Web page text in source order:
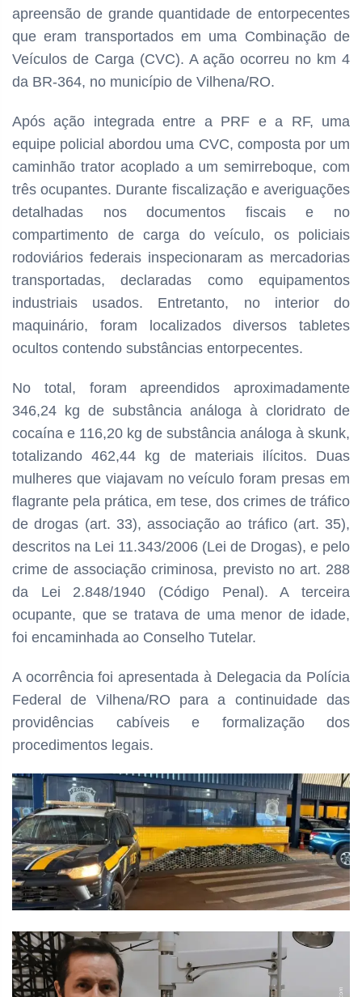
apreensão de grande quantidade de entorpecentes
que eram transportados em uma Combinação de
Veículos de Carga (CVC). A ação ocorreu no km 4
da BR-364, no município de Vilhena/RO.
Após ação integrada entre a PRF e a RF, uma
equipe policial abordou uma CVC, composta por um
caminhão trator acoplado a um semirreboque, com
três ocupantes. Durante fiscalização e averiguações
detalhadas nos documentos fiscais e no
compartimento de carga do veículo, os policiais
rodoviários federais inspecionaram as mercadorias
transportadas, declaradas como equipamentos
industriais usados. Entretanto, no interior do
maquinário, foram localizados diversos tabletes
ocultos contendo substâncias entorpecentes.
No total, foram apreendidos aproximadamente
346,24 kg de substância análoga à cloridrato de
cocaína e 116,20 kg de substância análoga à skunk,
totalizando 462,44 kg de materiais ilícitos. Duas
mulheres que viajavam no veículo foram presas em
flagrante pela prática, em tese, dos crimes de tráfico
de drogas (art. 33), associação ao tráfico (art. 35),
descritos na Lei 11.343/2006 (Lei de Drogas), e pelo
crime de associação criminosa, previsto no art. 288
da Lei 2.848/1940 (Código Penal). A terceira
ocupante, que se tratava de uma menor de idade,
foi encaminhada ao Conselho Tutelar.
A ocorrência foi apresentada à Delegacia da Polícia
Federal de Vilhena/RO para a continuidade das
providências cabíveis e formalização dos
procedimentos legais.